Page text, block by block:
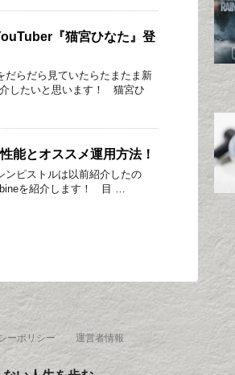
『猫宮ひなた』登
らだら見ていたらたまたま新
したいと思います！ 猫宮ひ
能とオススメ運用方法！
ピストルは以前紹介したの
を紹介します！ 目 …
ーポリシー 運営者情報